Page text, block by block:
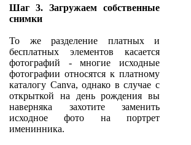
Шаг 3. Загружаем собственные
снимки
То же разделение платных и
бесплатных элементов касается
фотографий - многие исходные
фотографии относятся к платному
каталогу Canva, однако в случае с
открыткой на день рождения вы
наверняка захотите заменить
исходное фото на портрет
именинника.